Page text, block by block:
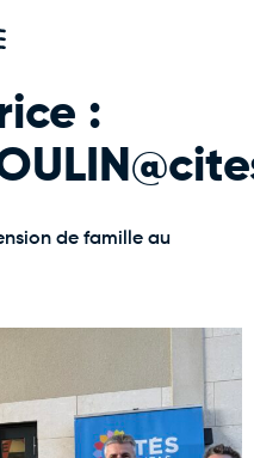
:
de famille au